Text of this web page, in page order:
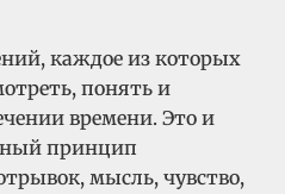
каждое из которых
понять и
времени. Это и
принцип
мысль, чувство,